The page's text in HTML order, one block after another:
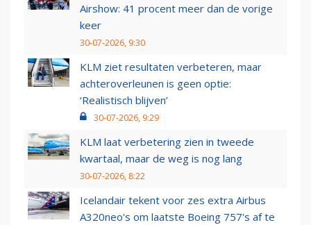
Airshow: 41 procent meer dan de vorige
keer
30-07-2026, 9:30
KLM ziet resultaten verbeteren, maar
achteroverleunen is geen optie:
‘Realistisch blijven’
30-07-2026, 9:29
KLM laat verbetering zien in tweede
kwartaal, maar de weg is nog lang
30-07-2026, 8:22
Icelandair tekent voor zes extra Airbus
A320neo's om laatste Boeing 757's af te